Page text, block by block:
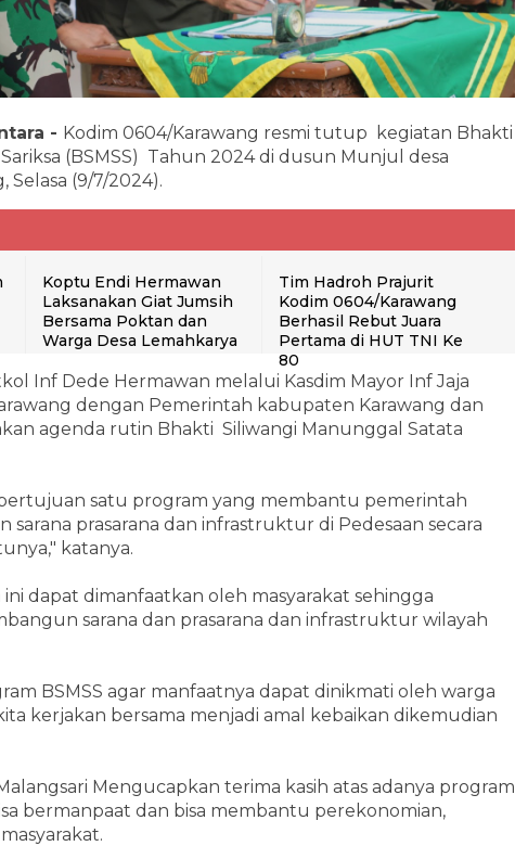
- Kodim 0604/Karawang resmi tutup kegiatan Bhakti
(BSMSS) Tahun 2024 di dusun Munjul desa
Selasa (9/7/2024).
Koptu Endi Hermawan
Laksanakan Giat Jumsih
Bersama Poktan dan
Warga Desa Lemahkarya
Tim Hadroh Prajurit
Kodim 0604/Karawang
Berhasil Rebut Juara
Pertama di HUT TNI Ke
80
Inf Dede Hermawan melalui Kasdim Mayor Inf Jaja
dengan Pemerintah kabupaten Karawang dan
agenda rutin Bhakti Siliwangi Manunggal Satata
bertujuan satu program yang membantu pemerintah
prasarana dan infrastruktur di Pedesaan secara
katanya.
dapat dimanfaatkan oleh masyarakat sehingga
sarana dan prasarana dan infrastruktur wilayah
BSMSS agar manfaatnya dapat dinikmati oleh warga
kerjakan bersama menjadi amal kebaikan dikemudian
Mengucapkan terima kasih atas adanya program
bermanpaat dan bisa membantu perekonomian,